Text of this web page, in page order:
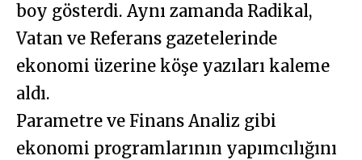
boy gösterdi. Aynı zamanda Radikal,
Vatan ve Referans gazetelerinde
ekonomi üzerine köşe yazıları kaleme
aldı.
Parametre ve Finans Analiz gibi
ekonomi programlarının yapımcılığını